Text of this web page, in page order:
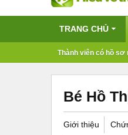
TRANG CHỦ
Thành viên có hồ sơ
Bé Hồ
Giới thiệu